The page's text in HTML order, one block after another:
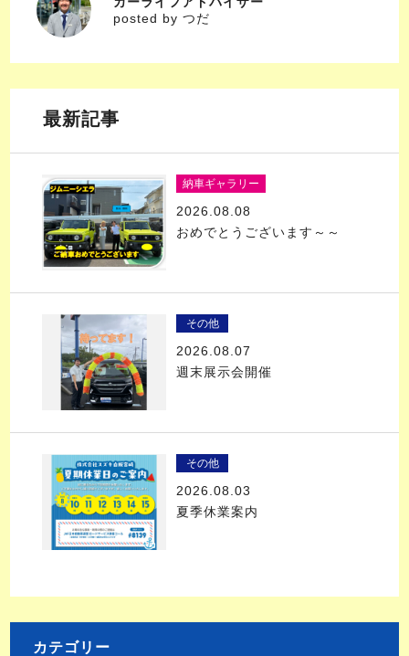
つだ
posted by つだ
最新記事
納車ギャラリー
2026.08.08
おめでとうございます～～
その他
2026.08.07
週末展示会開催
その他
2026.08.03
夏季休業案内
カテゴリー